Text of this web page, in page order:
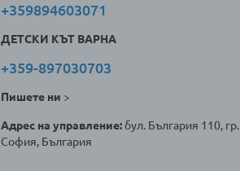
+359894603071
ДЕТСКИ КЪТ ВАРНА
+359-897030703
Пишете ни >
Адрес на управление:бул. България 110, гр.
София, България